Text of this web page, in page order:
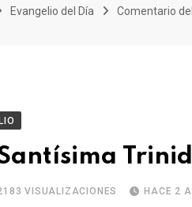
Evangelio del Día Comentario
VISUALIZACIONES HACE 2